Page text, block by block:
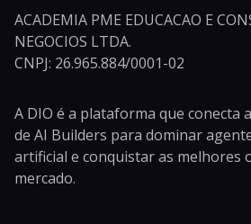
ACADEMIA PME EDUCACAO E
NEGOCIOS LTDA.
CNPJ: 26.965.884/0001-02
A DIO é a plataforma que conecta
de AI Builders para dominar
artificial e conquistar as melhores
mercado.